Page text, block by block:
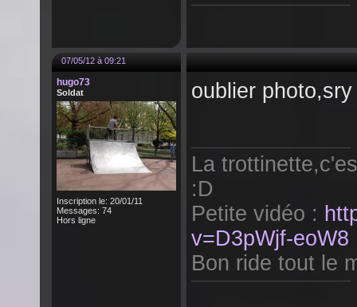
07/05/12 à 09:21
hugo73
Soldat
Inscription le: 20/01/11
Messages: 74
Hors ligne
oublier photo,sry
La
:D
Petite vidéo :
v=D3pWjf-eoW8
Bon ride tout le